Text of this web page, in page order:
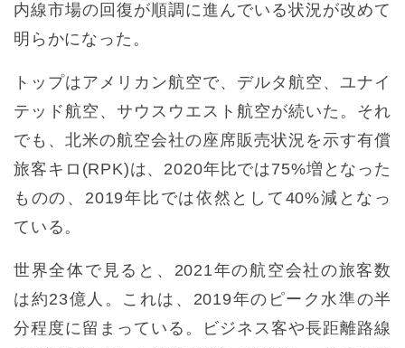
内線市場の回復が順調に進んでいる状況が改めて
明らかになった。
トップはアメリカン航空で、デルタ航空、ユナイ
テッド航空、サウスウエスト航空が続いた。それ
でも、北米の航空会社の座席販売状況を示す有償
旅客キロ(RPK)は、2020年比では75%増となった
ものの、2019年比では依然として40%減となっ
ている。
世界全体で見ると、2021年の航空会社の旅客数
は約23億人。これは、2019年のピーク水準の半
分程度に留まっている。ビジネス客や長距離路線